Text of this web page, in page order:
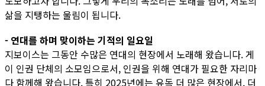
삶을 지탱하는 울림이 됩니다.
- 연대를 하며 맞이하는 기적의 일요일
지보이스는 그동안 수많은 연대의 현장에서 노래해 왔습니다. 게
이 인권 단체의 소모임으로서, 인권을 위해 연대가 필요한 자리마
다 함께해 왔습니다. 특히 2025년에는 유독 더 많은 현장에서, 더